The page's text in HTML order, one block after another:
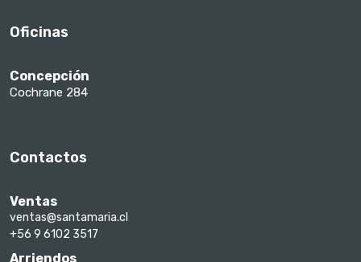
Oficinas
Concepción
Cochrane 284
Contactos
Ventas
ventas@santamaria.cl
+56 9 6102 3517
Arriendos